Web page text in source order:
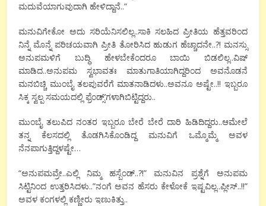
ಮದುವೆಯಾಗುವುದಾಗಿ ಹೇಳಿದ್ದಾನೆ..”
ಮನುವಿಗೇಕೋ ಅದು ಸರಿಯೆನಿಸಲಿಲ್ಲ..ಸಾಕಿ ಸಲಹಿದ ಪ್ರೀತಿಯ ಹೆತ್ತವರಿಂದ
ನಿನ್ನೆ ಮೊನ್ನೆ ಪರಿಚಯವಾಗಿ ಪ್ರೀತಿ ತೋರಿಸಿದ ಹುಡುಗ ಹೆಚ್ಚಾದನೇ..?! ಮನಸ್ಸು
ಅನುಪಮಳಿಗೆ ಬುದ್ಧಿ ಹೇಳಬೇಕೆಂದರೂ ಬಾಯಿ ಬಿಡಲಿಲ್ಲ..ವಿಷ್
ಮಾಡಿದ..ಅನುಪಮ ಸ್ವಭಾವತಃ ಮಾತುಗಾತಿಯಾಗಿದ್ದರಿಂದ ಅವನೊಡನೆ
ಮನಬಿಚ್ಚಿ ಮುಂಬೈ ತಲಪುವರೆಗೆ ಮಾತನಾಡಿದಳು..ಅವನೂ ಅಷ್ಟೇ..!! ಇಬ್ಬರೂ
ಸಿಕ್ಕ ಸ್ವಲ್ಪ ಸಮಯದಲ್ಲಿ ಫ್ರೆಂಡ್ಸ್’ಗಳಾಗಿಬಿಟ್ಟಿದ್ದರು..
ಮುಂಬೈ ತಲುಪಿದ ನಂತರ ಇಬ್ಬರೂ ಬೇರೆ ಬೇರೆ ದಾರಿ ಹಿಡಿದಿದ್ದರು..ಆಮೇಲೆ
ತನ್ನ ಕೆಲಸದಲ್ಲಿ ತೊಡಗಿಸಿಕೊಂಡಿದ್ದ ಮನುವಿಗೆ ಒಮ್ಮೊಮ್ಮೆ ಅವಳ
ನೆನಪಾಗುತ್ತಿದ್ದಳಷ್ಟೇ…
“ಅನುಪಮವ್ರೇ..ಎಲ್ಲಿ ನಿಮ್ಮ ಹಸ್ಬೆಂಡ್..?!” ಮನುವಿನ ಪ್ರಶ್ನೆಗೆ ಅನುಪಮ
ಸಿಟ್ಟಿನಿಂದ ಉತ್ತರಿಸಿದಳು..”ನಂಗೆ ಅವನ ಹೆಸರು ಕೇಳೋಕೆ ಇಷ್ಟವಿಲ್ಲ..ಪ್ಲೀಸ್..!!”
ಅವಳ ಕಂಗಳಲ್ಲಿ ಕಣ್ಣೀರು ಇಣುಕಿತ್ತು..